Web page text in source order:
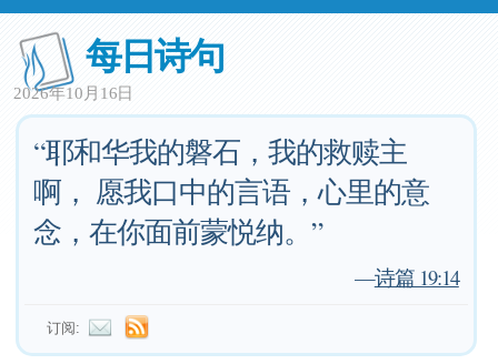
每日诗句
2026年10月16日
“耶和华我的磐石，我的救赎主
啊， 愿我口中的言语，心里的意
念，在你面前蒙悦纳。”
—诗篇 19:14
订阅: